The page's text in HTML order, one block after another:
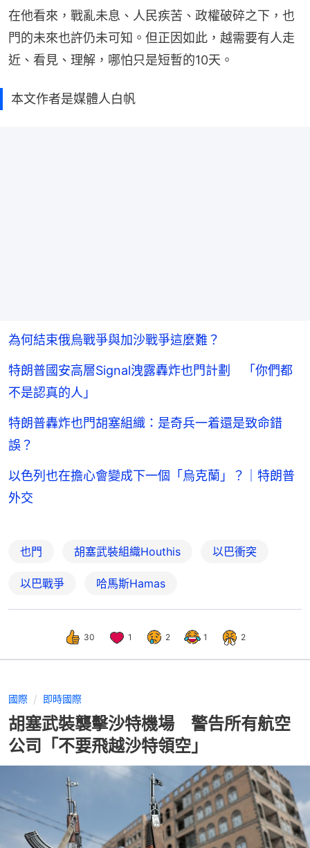
在他看來，戰亂未息、人民疾苦、政權破碎之下，也
門的未來也許仍未可知。但正因如此，越需要有人走
近、看見、理解，哪怕只是短暫的10天。
本文作者是媒體人白帆
為何結束俄烏戰爭與加沙戰爭這麼難？
特朗普國安高層Signal洩露轟炸也門計劃 「你們都
不是認真的人」
特朗普轟炸也門胡塞組織：是奇兵一着還是致命錯
誤？
以色列也在擔心會變成下一個「烏克蘭」？｜特朗普
外交
也門 胡塞武裝組織Houthis 以巴衝突
以巴戰爭 哈馬斯Hamas
30 1 2 1 2
國際 即時國際
胡塞武裝襲擊沙特機場 警告所有航空
公司「不要飛越沙特領空」